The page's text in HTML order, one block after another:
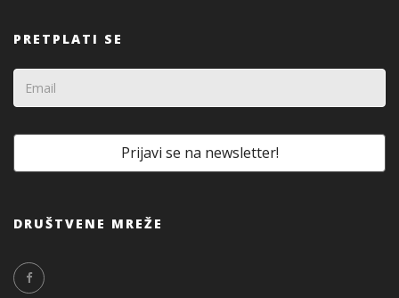
PRETPLATI SE
DRUŠTVENE MREŽE